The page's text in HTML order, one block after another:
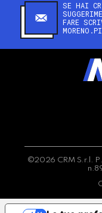
SE HAI
FARE
©2026 CRM S.r.l.